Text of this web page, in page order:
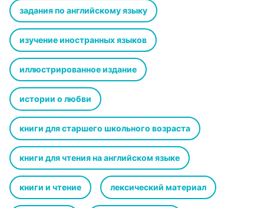
задания по английскому языку
изучение иностранных языков
иллюстрированное издание
истории о любви
книги для старшего школьного возраста
книги для чтения на английском языке
книги и чтение лексический материал